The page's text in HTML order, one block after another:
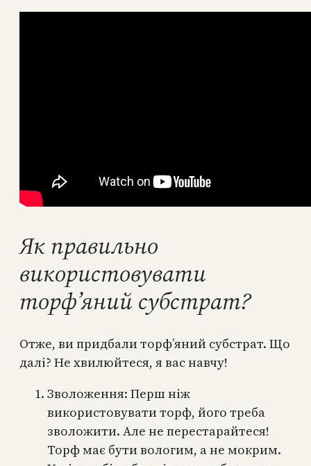
Як правильно
використовувати
торф’яний субстрат?
Отже, ви придбали торф’яний субстрат. Що
далі? Не хвилюйтеся, я вас навчу!
Зволоження: Перш ніж
використовувати торф, його треба
зволожити. Але не перестарайтеся!
Торф має бути вологим, а не мокрим.